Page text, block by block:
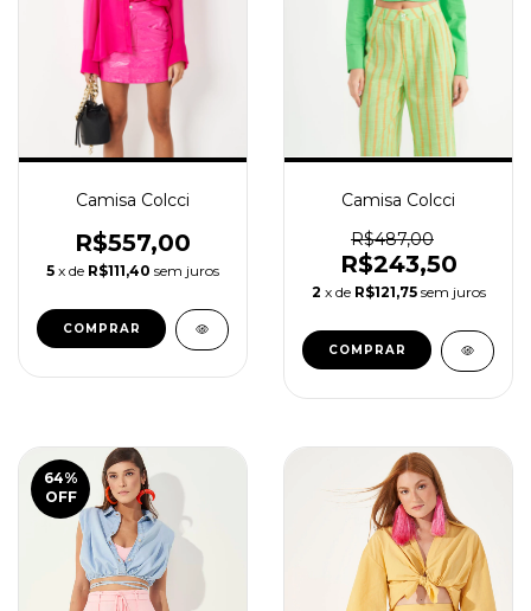
Camisa Colcci
R$557,00
5 x de R$111,40 sem juros
COMPRAR
Camisa Colcci
R$487,00
R$243,50
2 x de R$121,75 sem juros
COMPRAR
64%
OFF